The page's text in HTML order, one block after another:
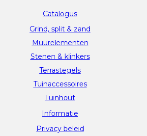
Catalogus
Grind, split & zand
Muurelementen
Stenen & klinkers
Terrastegels
Tuinaccessoires
Tuinhout
Informatie
Privacy beleid